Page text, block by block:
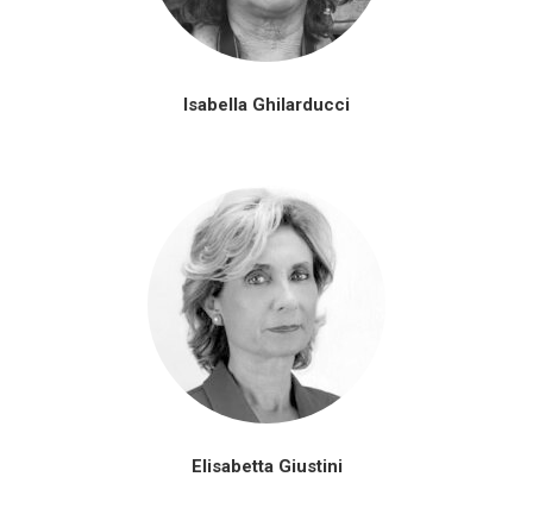
Isabella Ghilarducci
Elisabetta Giustini